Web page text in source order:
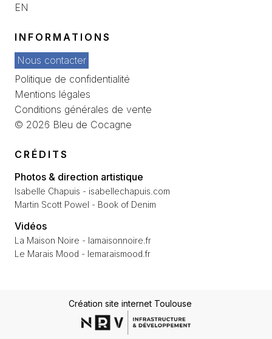
EN
INFORMATIONS
Nous contacter
Politique de confidentialité
Mentions légales
Conditions générales de vente
© 2026 Bleu de Cocagne
CRÉDITS
Photos & direction artistique
Isabelle Chapuis - isabellechapuis.com
Martin Scott Powel - Book of Denim
Vidéos
La Maison Noire - lamaisonnoire.fr
Le Marais Mood - lemaraismood.fr
Création site internet Toulouse